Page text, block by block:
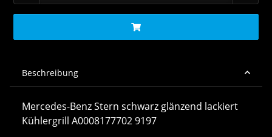
Beschreibung
Mercedes-Benz Stern schwarz glänzend lackiert
Kühlergrill A0008177702 9197